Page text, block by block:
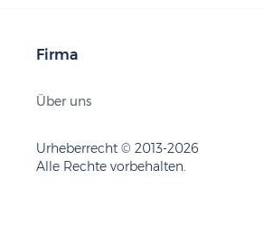
Firma
Über uns
Urheberrecht © 2013-2026
Alle Rechte vorbehalten.